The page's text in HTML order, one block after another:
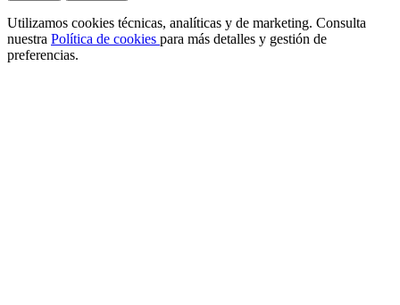
Utilizamos cookies técnicas, analíticas y de marketing. Consulta
nuestra Política de cookies para más detalles y gestión de
preferencias.